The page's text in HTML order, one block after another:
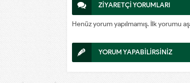
ZİYARETÇİ YORUMLARI
Henüz yorum yapılmamış. İlk yorumu
YORUM YAPABİLİRSİNİZ